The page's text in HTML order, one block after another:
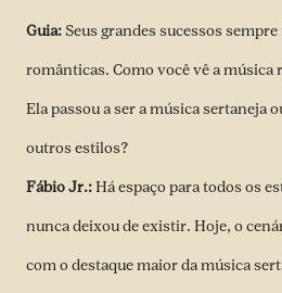
Guia:Seus grandes sucessos
românticas. Como você vê a
Ela passou a ser a música sertaneja
outros estilos?
Fábio Jr.:Há espaço para todos os
nunca deixou de existir. Hoje, o
com o destaque maior da música